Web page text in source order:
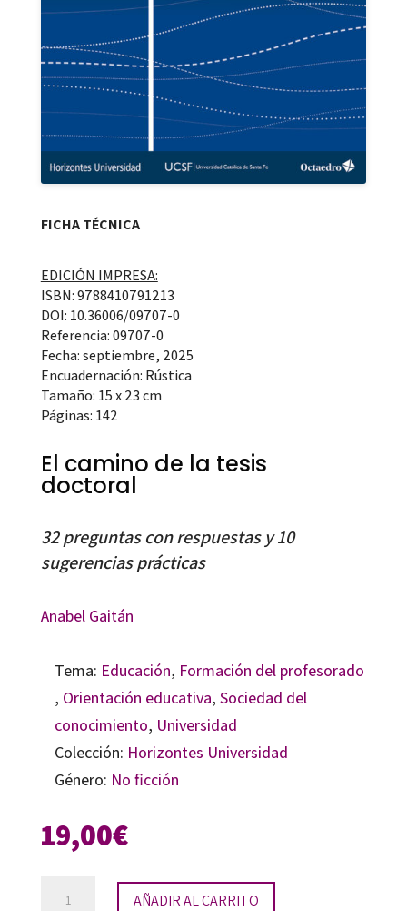
FICHA TÉCNICA
EDICIÓN IMPRESA:
ISBN: 9788410791213
DOI: 10.36006/09707-0
Referencia: 09707-0
Fecha: septiembre, 2025
Encuadernación: Rústica
Tamaño: 15 x 23 cm
Páginas: 142
El camino de la tesis
doctoral
32 preguntas con respuestas y 10
sugerencias prácticas
Anabel Gaitán
Tema: Educación, Formación del profesorado
, Orientación educativa, Sociedad del
conocimiento, Universidad
Colección: Horizontes Universidad
Género: No ficción
19,00€
AÑADIR AL CARRITO